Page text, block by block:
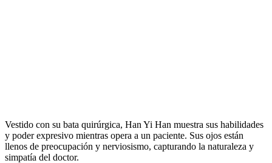
Vestido con su bata quirúrgica, Han Yi Han muestra sus habilidades
y poder expresivo mientras opera a un paciente. Sus ojos están
llenos de preocupación y nerviosismo, capturando la naturaleza y
simpatía del doctor.